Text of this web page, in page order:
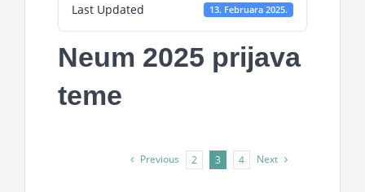
Last Updated 13. Februara 2025.
Neum 2025 prijava
teme
Previous 2 3 4 Next